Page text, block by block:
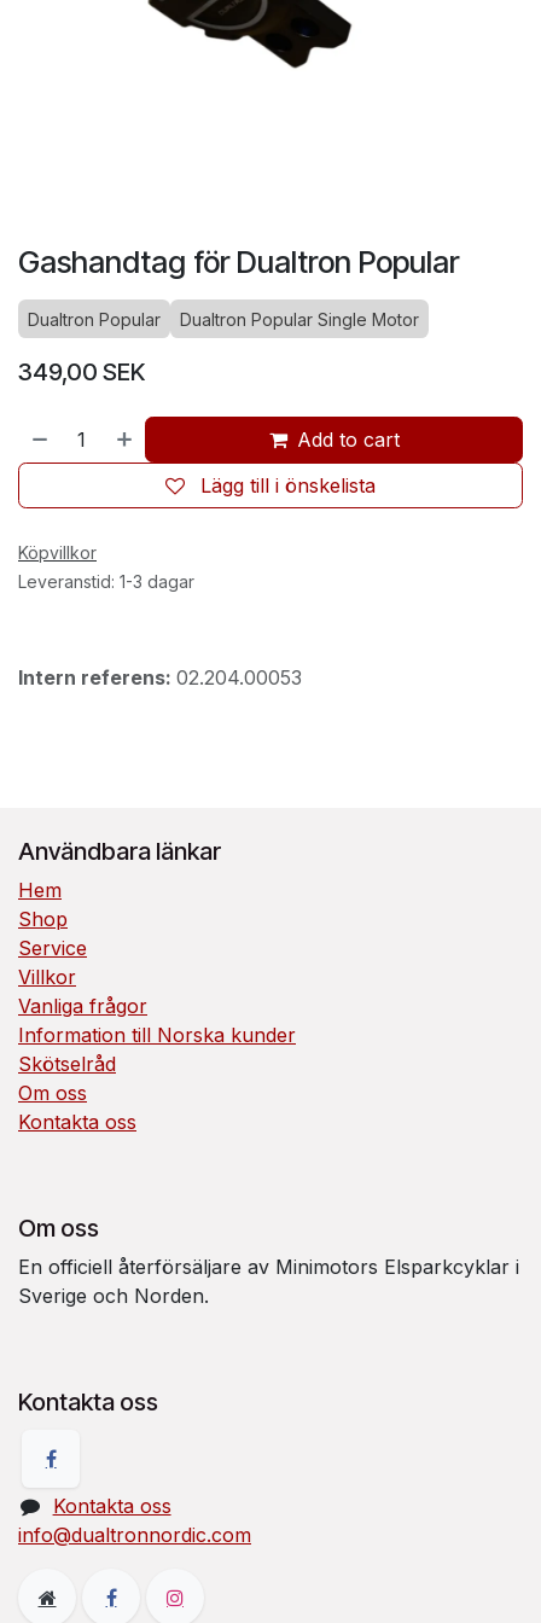
Gashandtag för Dualtron Popular
Dualtron Popular Dualtron Popular Single Motor
349,00 SEK
Add to cart
Lägg till i önskelista
Köpvillkor
Leveranstid: 1-3 dagar
Intern referens: 02.204.00053
Användbara länkar
Hem
Shop
Service
Villkor
Vanliga frågor
Information till Norska kunder
Skötselråd
Om oss
Kontakta oss
Om oss
En officiell återförsäljare av Minimotors Elsparkcyklar i
Sverige och Norden.
Kontakta oss
Kontakta oss
info@dualtronnordic.com